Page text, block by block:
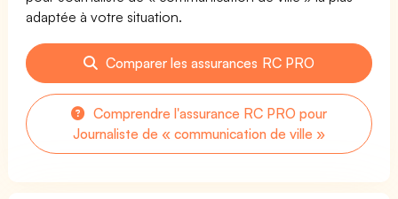
adaptée à votre situation.
Comparer les assurances RC PRO
Comprendre l'assurance RC PRO pour
Journaliste de « communication de ville »